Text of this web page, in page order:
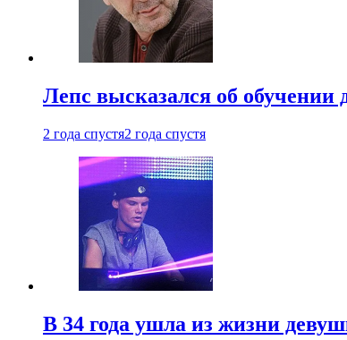
Лепс высказался об обучении
2 года спустя2 года спустя
В 34 года ушла из жизни